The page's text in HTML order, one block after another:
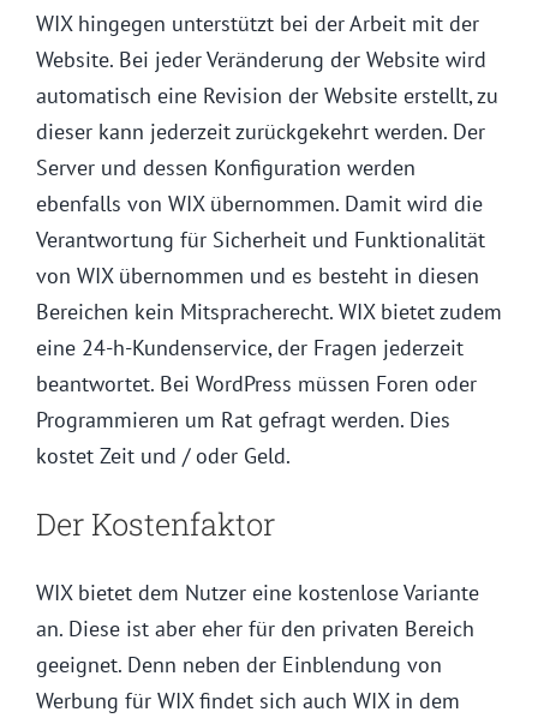
WIX hingegen unterstützt bei der Arbeit mit der
Website. Bei jeder Veränderung der Website wird
automatisch eine Revision der Website erstellt, zu
dieser kann jederzeit zurückgekehrt werden. Der
Server und dessen Konfiguration werden
ebenfalls von WIX übernommen. Damit wird die
Verantwortung für Sicherheit und Funktionalität
von WIX übernommen und es besteht in diesen
Bereichen kein Mitspracherecht. WIX bietet zudem
eine 24-h-Kundenservice, der Fragen jederzeit
beantwortet. Bei WordPress müssen Foren oder
Programmieren um Rat gefragt werden. Dies
kostet Zeit und / oder Geld.
Der Kostenfaktor
WIX bietet dem Nutzer eine kostenlose Variante
an. Diese ist aber eher für den privaten Bereich
geeignet. Denn neben der Einblendung von
Werbung für WIX findet sich auch WIX in dem